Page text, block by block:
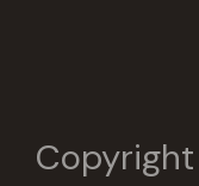
Literat